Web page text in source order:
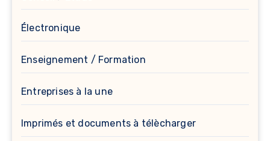
Électronique
Enseignement / Formation
Entreprises à la une
Imprimés et documents à télècharger